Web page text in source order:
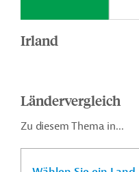
Irland
Ländervergleich
Zu diesem Thema in...